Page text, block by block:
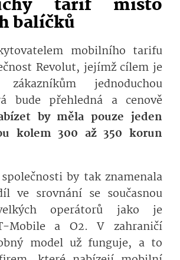
tarif místo
balíčků
mobilního tarifu
Revolut, jejímž cílem je
zákazníkům jednoduchou
bude přehledná a cenově
by měla pouze jeden
kolem 300 až 350 korun
by tak znamenala
ve srovnání se současnou
operátorů jako je
Mobile a O2. V zahraničí
model už funguje, a to